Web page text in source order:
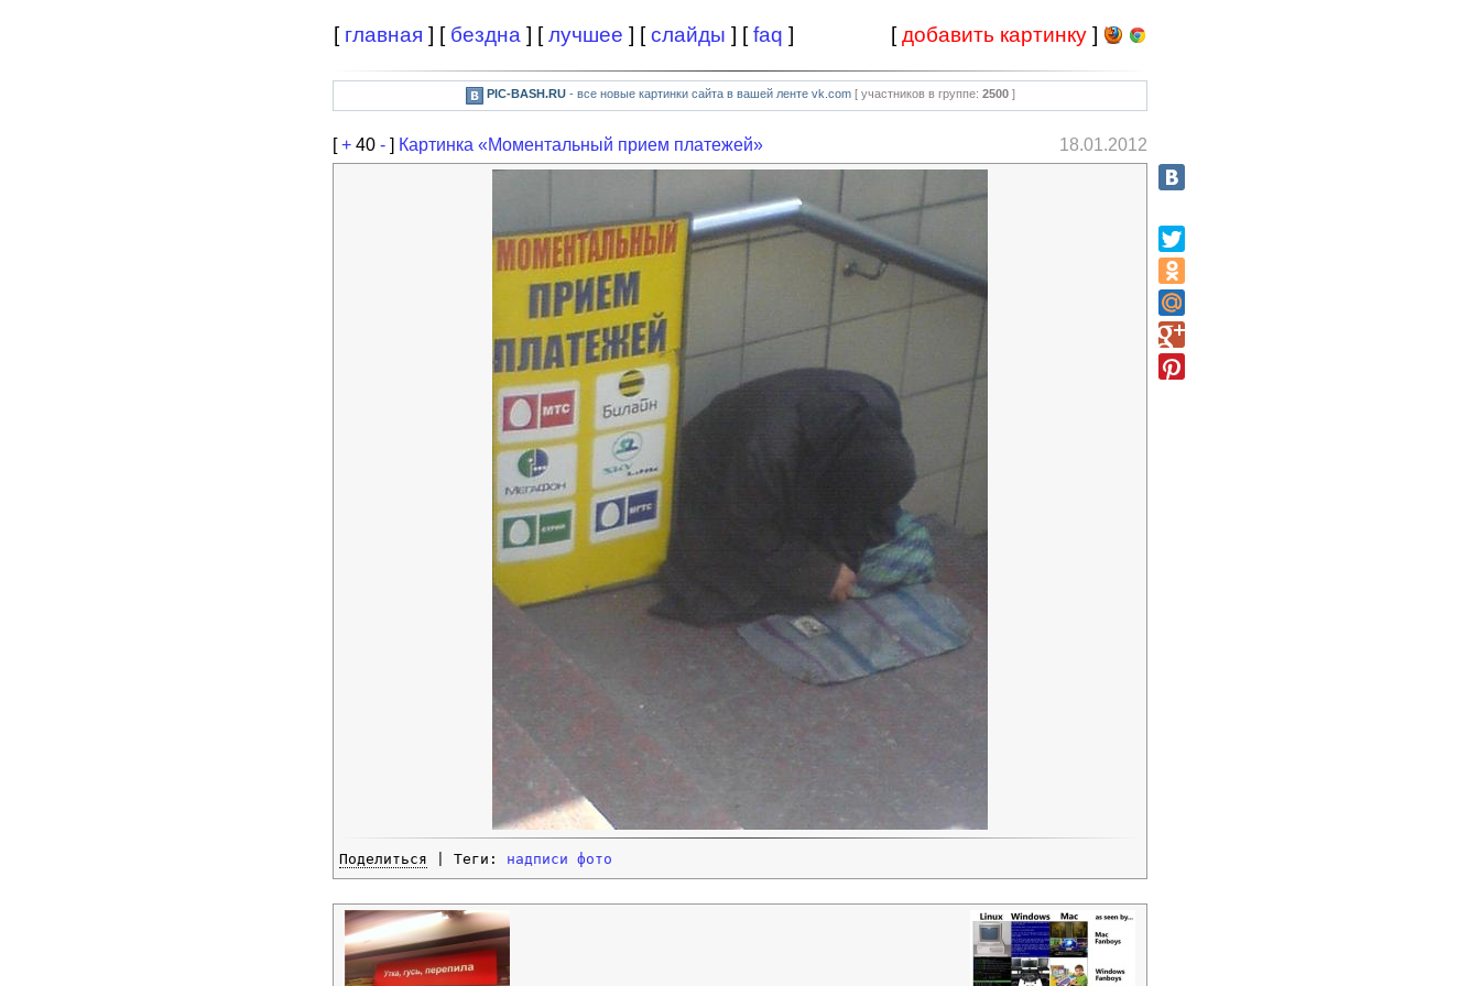
[ главная ] [ бездна ] [лучшее ] [слайды ] [faq ] [добавить картинку ]
PIC-BASH.RU- все новые картинки сайта в вашей ленте vk.com [ участников в группе: 2500]
[+ 40 - ] Картинка «Моментальный прием платежей» 18.01.2012
Поделиться | Теги: надписи фото